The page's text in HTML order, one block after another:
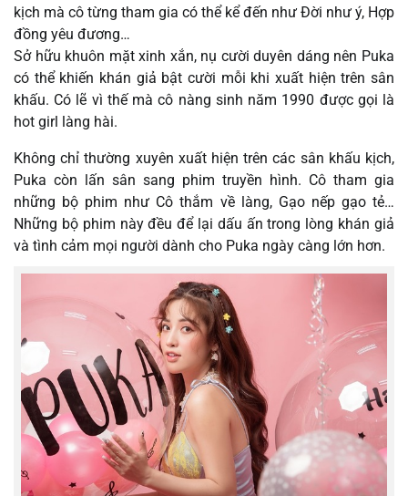
kịch mà cô từng tham gia có thể kể đến như Đời như ý, Hợp
đồng yêu đương…
Sở hữu khuôn mặt xinh xắn, nụ cười duyên dáng nên Puka
có thể khiến khán giả bật cười mỗi khi xuất hiện trên sân
khấu. Có lẽ vì thế mà cô nàng sinh năm 1990 được gọi là
hot girl làng hài.
Không chỉ thường xuyên xuất hiện trên các sân khấu kịch,
Puka còn lấn sân sang phim truyền hình. Cô tham gia
những bộ phim như Cô thắm về làng, Gạo nếp gạo tẻ…
Những bộ phim này đều để lại dấu ấn trong lòng khán giả
và tình cảm mọi người dành cho Puka ngày càng lớn hơn.